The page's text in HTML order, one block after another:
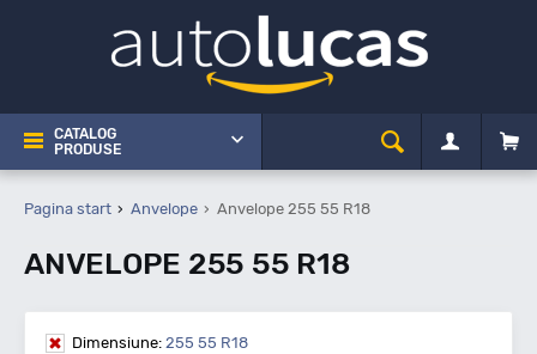
CATALOG
PRODUSE
Pagina start Anvelope Anvelope 255 55 R18
ANVELOPE 255 55 R18
Dimensiune: 255 55 R18